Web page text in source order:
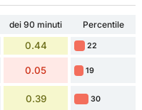
dei 90 minuti
Percentile
0.44 22
0.05 19
0.39 30